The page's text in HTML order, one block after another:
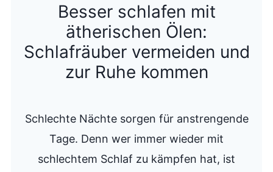
Besser schlafen mit
ätherischen Ölen:
Schlafräuber vermeiden und
zur Ruhe kommen
Schlechte Nächte sorgen für anstrengende
Tage. Denn wer immer wieder mit
schlechtem Schlaf zu kämpfen hat, ist